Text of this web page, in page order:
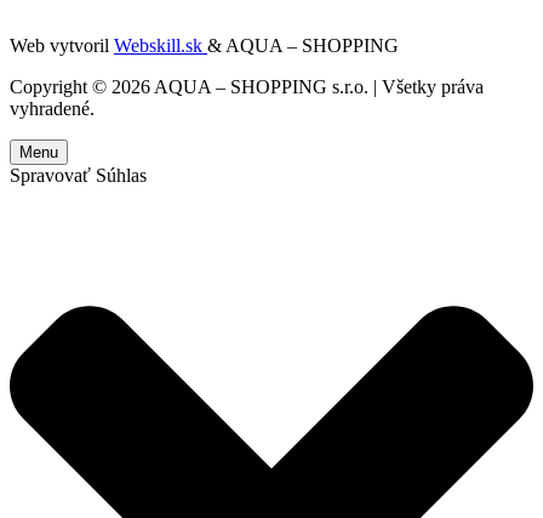
Web vytvoril Webskill.sk & AQUA – SHOPPING
Copyright © 2026 AQUA – SHOPPING s.r.o. | Všetky práva
vyhradené.
Menu
Spravovať Súhlas